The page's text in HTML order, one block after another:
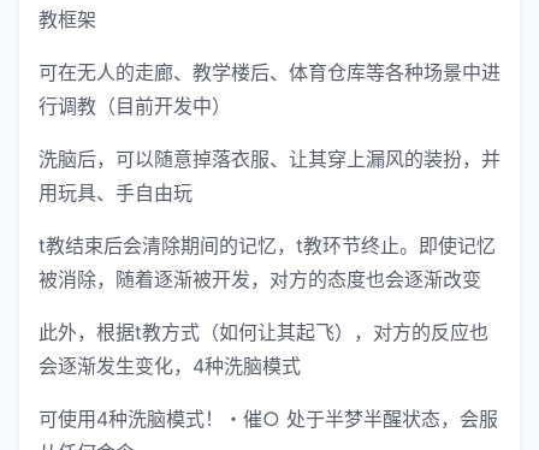
教框架
可在无人的走廊、教学楼后、体育仓库等各种场景中进
行调教（目前开发中）
洗脑后，可以随意掉落衣服、让其穿上漏风的装扮，并
用玩具、手自由玩
t教结束后会清除期间的记忆，t教环节终止。即使记忆
被消除，随着逐渐被开发，对方的态度也会逐渐改变
此外，根据t教方式（如何让其起飞），对方的反应也
会逐渐发生变化，4种洗脑模式
可使用4种洗脑模式！・催○ 处于半梦半醒状态，会服